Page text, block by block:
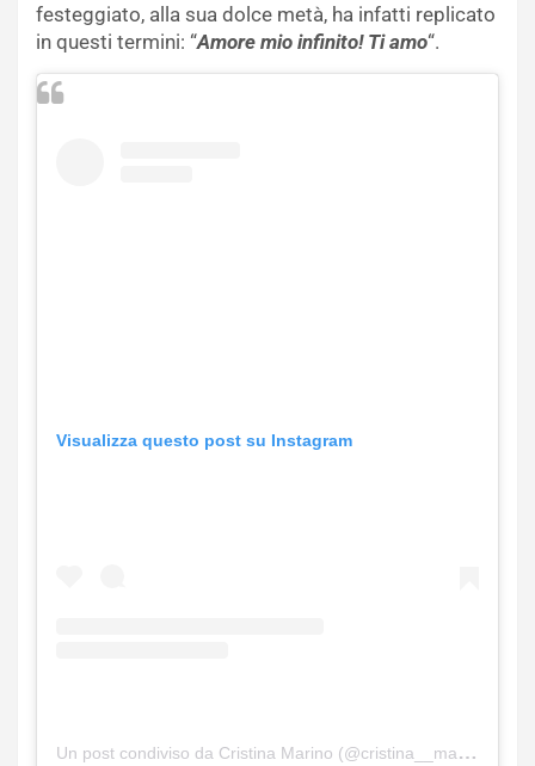
festeggiato, alla sua dolce metà, ha infatti replicato
in questi termini: “Amore mio infinito! Ti amo“.
Visualizza questo post su Instagram
Un post condiviso da Cristina Marino (@cristina__marino)